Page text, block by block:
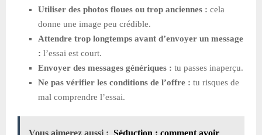
Utiliser des photos floues ou trop anciennes : cela
donne une image peu crédible.
Attendre trop longtemps avant d’envoyer un message
: l’essai est court.
Envoyer des messages génériques : tu passes inaperçu.
Ne pas vérifier les conditions de l’offre : tu risques de
mal comprendre l’essai.
Vous aimerez aussi : Séduction : comment avoir